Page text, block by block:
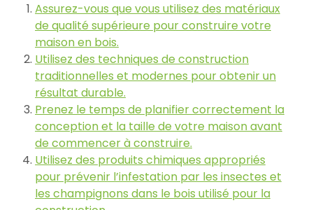
Assurez-vous que vous utilisez des matériaux
de qualité supérieure pour construire votre
maison en bois.
Utilisez des techniques de construction
traditionnelles et modernes pour obtenir un
résultat durable.
Prenez le temps de planifier correctement la
conception et la taille de votre maison avant
de commencer à construire.
Utilisez des produits chimiques appropriés
pour prévenir l’infestation par les insectes et
les champignons dans le bois utilisé pour la